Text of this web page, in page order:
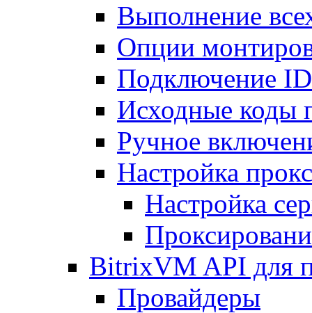
Выполнение
Опции
Подключение
Исходные коды
Ручное
Настройка
Настройка
BitrixVM API для
Провайдеры